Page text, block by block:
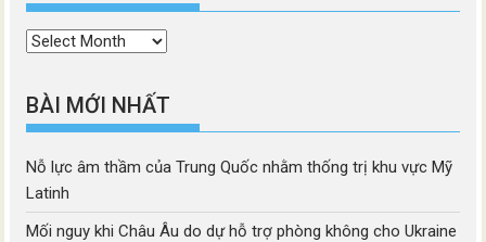
Thời
BÀI MỚI NHẤT
Nỗ lực âm thầm của Trung Quốc nhằm thống trị khu vực Mỹ
Latinh
Mối nguy khi Châu Âu do dự hỗ trợ phòng không cho Ukraine